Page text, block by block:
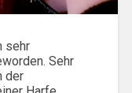
sehr
Sehr
der